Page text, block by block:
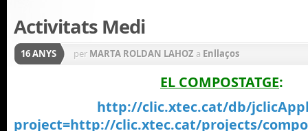
Activitats Medi
16 ANYS per MARTA ROLDAN LAHOZ a Enllaços
EL COMPOSTATGE:
http://clic.xtec.cat/db/
project=http://clic.xtec.cat/projects/